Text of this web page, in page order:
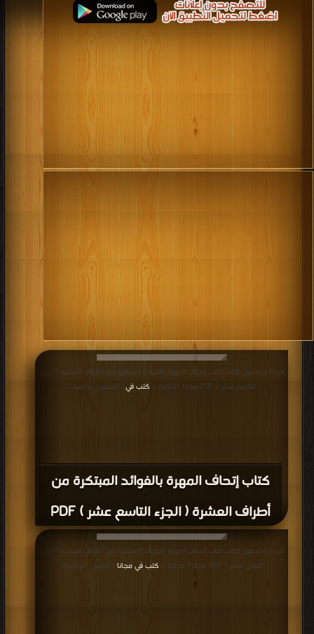
كتاب إتحاف المهرة بالفوائد المبتكرة من
أطراف العشرة ( الجزء التاسع عشر ) PDF
قراءة و تحميل كتاب كتاب إتحاف المهرة بالفوائد المبتكرة من أطراف العشرة ( الجزء
التاسع عشر ) PDF مجانا | مكتبة >
كتب في | التحميل : مرة/مرات
قراءة و تحميل كتاب كتاب إتحاف المهرة بالفوائد المبتكرة من أطراف العشرة ( الجزء
الثامن عشر ) PDF مجانا | مكتبة >
كتب في مجانا | التحميل : مرة/مرات